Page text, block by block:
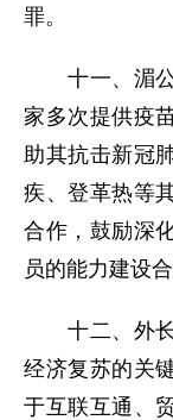
罪。
十一、湄公
家多次提供疫
助其抗击新冠
疾、登革热等
合作，鼓励深
员的能力建设合
十二、外长
经济复苏的关
于互联互通、